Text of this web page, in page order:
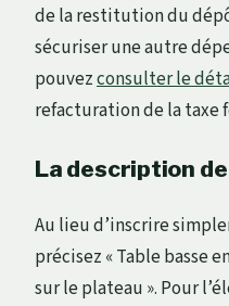
de la restitution du
sécuriser une autre
pouvezconsulter le
refacturation de la taxe
La description
Au lieu d’inscrire
précisez « Table basse
sur le plateau ». Pour